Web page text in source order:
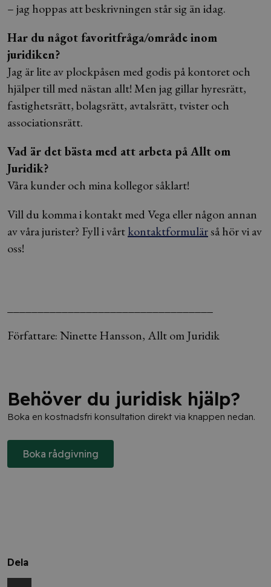
– jag hoppas att beskrivningen står sig än idag.
Har du något favoritfråga/område inom
juridiken?
Jag är lite av plockpåsen med godis på kontoret och
hjälper till med nästan allt! Men jag gillar hyresrätt,
fastighetsrätt, bolagsrätt, avtalsrätt, tvister och
associationsrätt.
Vad är det bästa med att arbeta på Allt om
Juridik?
Våra kunder och mina kollegor såklart!
Vill du komma i kontakt med Vega eller någon annan
av våra jurister? Fyll i vårtkontaktformulärså hör vi av
oss!
Författare: Ninette Hansson, Allt om Juridik
Behöver du juridisk hjälp?
Boka en kostnadsfri konsultation direkt via knappen nedan.
Boka rådgivning
Dela